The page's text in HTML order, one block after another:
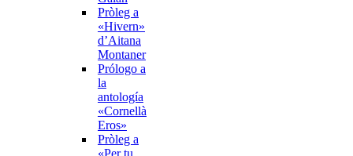
Pròleg a
«Hivern»
d’Aitana
Montaner
Prólogo a
la
antología
«Cornellà
Eros»
Pròleg a
«Per tu